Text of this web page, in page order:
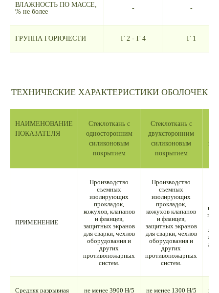
ВЛАЖНОСТЬ ПО МАССЕ,
% не более
- -
ГРУППА ГОРЮЧЕСТИ Г 2 - Г 4 Г 1
ТЕХНИЧЕСКИЕ ХАРАКТЕРИСТИКИ ОБОЛОЧЕК
НАИМЕНОВАНИЕ
ПОКАЗАТЕЛЯ
Стеклоткань с
односторонним
силиконовым
покрытием
Стеклоткань с
двухсторонним
силиконовым
покрытием
ПРИМЕНЕНИЕ
Производство
съемных
изолирующих
прокладок,
кожухов, клапанов
и фланцев,
защитных экранов
для сварки, чехлов
оборудования и
других
противопожарных
систем.
Производство
съемных
изолирующих
прокладок,
кожухов клапанов
и фланцев,
защитных экранов
для сварки, чехлов
оборудования и
других
противопожарных
систем.
для
для
Средняя разрывная не менее 3900 Н/5 не менее 1300 Н/5 не